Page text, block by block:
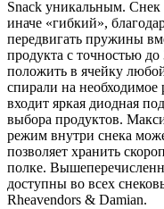
Snack уникальным.
иначе «гибкий»,
передвигать пружины
продукта с точностью
положить в ячейку
спирали на
входит яркая диодная
выбора продуктов.
режим внутри снека
позволяет хранить
полке.
доступны во всех
Rheavendors & Damian.